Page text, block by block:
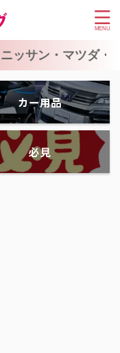
ダ・スバル・スズ
カー用品
必見